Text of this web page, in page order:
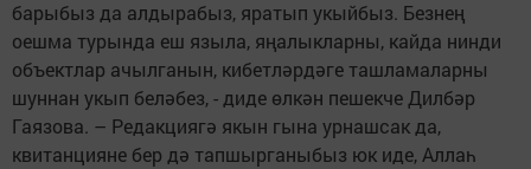
барыбыз да алдырабыз, яратып укыйбыз. Безнең
оешма турында еш языла, яңалыкларны, кайда нинди
объектлар ачылганын, кибетләрдәге ташламаларны
шуннан укып беләбез, - диде өлкән пешекче Дилбәр
Гаязова. – Редакциягә якын гына урнашсак да,
квитанцияне бер дә тапшырганыбыз юк иде, Аллаһ